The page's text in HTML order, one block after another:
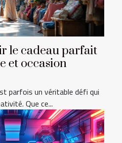
le cadeau parfait
et occasion
parfois un véritable défi qui
Que ce...